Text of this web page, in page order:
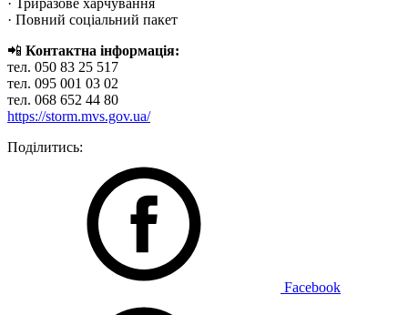
· Триразове харчування
· Повний соціальний пакет
📲 Контактна інформація:
тел. 050 83 25 517
тел. 095 001 03 02
тел. 068 652 44 80
https://storm.mvs.gov.ua/
Поділитись:
Facebook